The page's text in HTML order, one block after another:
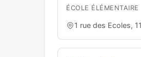
ÉCOLE ÉLÉMENTAIRE
1 rue des Ecoles,